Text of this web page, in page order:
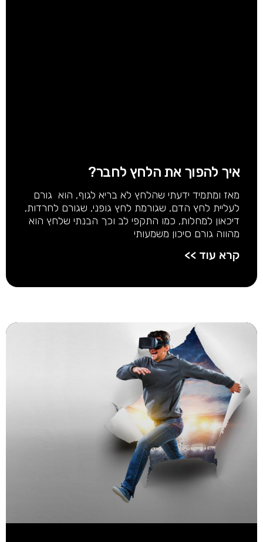
איך להפוך את הלחץ לחבר?
מאז ומתמיד ידעתי שהלחץ לא בריא לגוף, הוא גורם
לעליית לחץ הדם, שגורמת לחץ גופני, שגורם לחרדות,
דיכאון למחלות, כמו התקפי לב וכך הבנתי שלחץ הוא
מהווה גורם סיכון משמעותי
קרא עוד >>